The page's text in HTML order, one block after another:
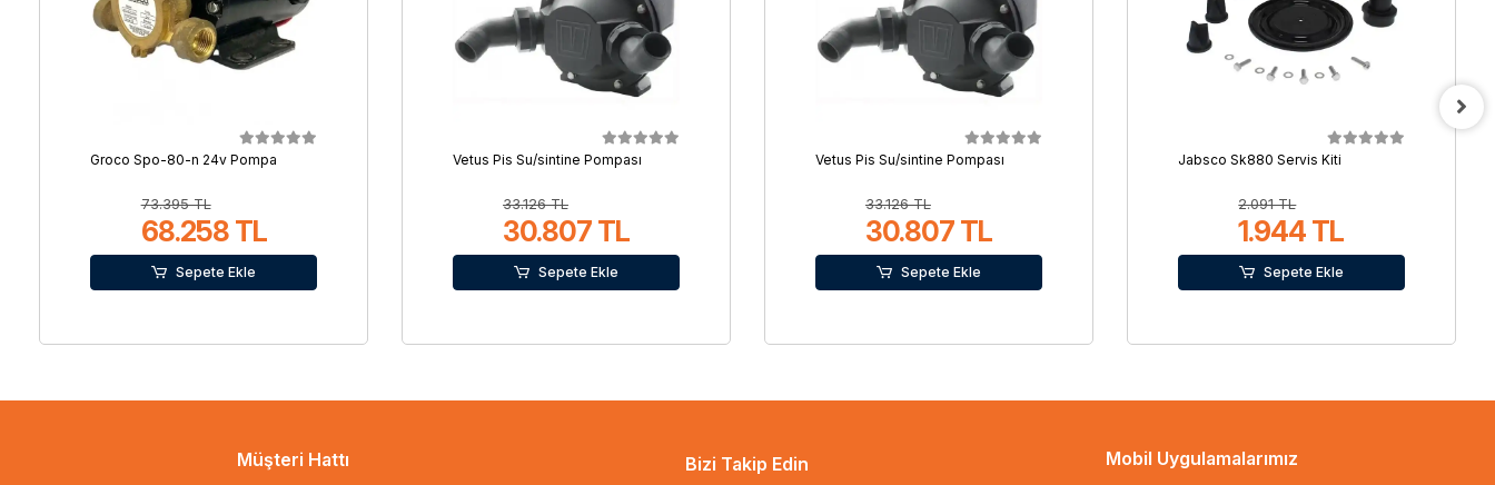
Groco Spo-80-n 24v Pompa
73.395 TL
68.258 TL
Sepete Ekle
Vetus Pis Su/sintine Pompası
33.126 TL
30.807 TL
Sepete Ekle
Vetus Pis Su/sintine Pompası
33.126 TL
30.807 TL
Sepete Ekle
Jabsco Sk880 Servis Kiti
2.091 TL
1.944 TL
Sepete Ekle
Müşteri Hattı Bizi Takip Edin Mobil Uygulamalarımız